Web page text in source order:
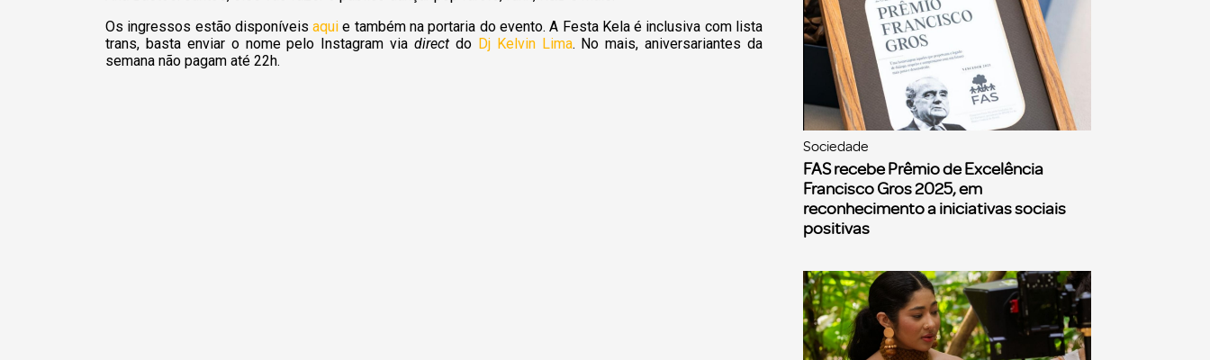
Os ingressos estão disponíveisaqui e também na portaria do evento. A Festa Kela é inclusiva com lista
trans, basta enviar o nome pelo Instagram via direct do Dj Kelvin Lima. No mais, aniversariantes da
semana não pagam até 22h.
Sociedade
FAS recebe Prêmio de Excelência
Francisco Gros 2025, em
reconhecimento a iniciativas sociais
positivas